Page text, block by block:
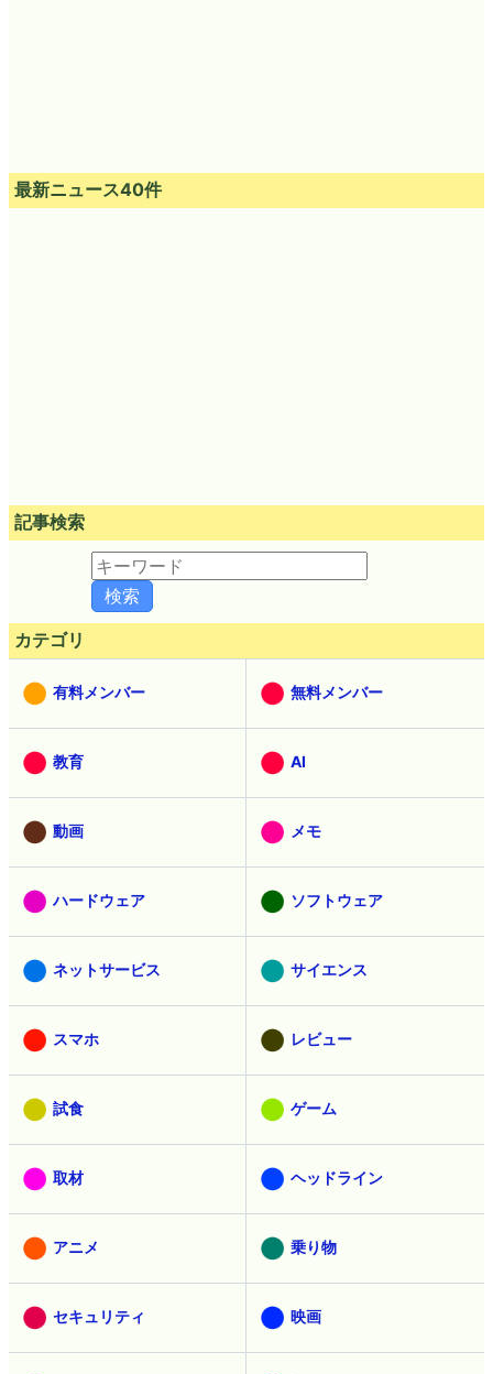
最新ニュース40件
記事検索
カテゴリ
有料メンバー 無料メンバー
教育 AI
動画 メモ
ハードウェア ソフトウェア
ネットサービス サイエンス
スマホ レビュー
試食 ゲーム
取材 ヘッドライン
アニメ 乗り物
セキュリティ 映画